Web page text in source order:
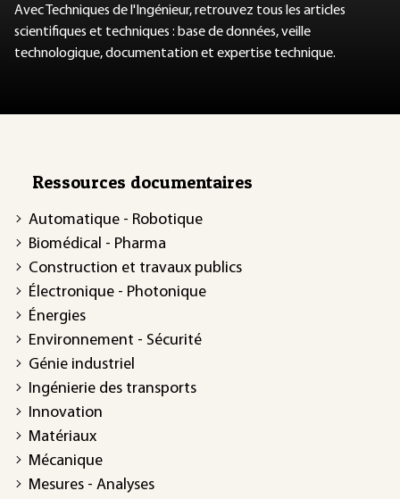
Avec Techniques de l'Ingénieur, retrouvez tous les articles
scientifiques et techniques : base de données, veille
technologique, documentation et expertise technique.
Ressources documentaires
Automatique - Robotique
Biomédical - Pharma
Construction et travaux publics
Électronique - Photonique
Énergies
Environnement - Sécurité
Génie industriel
Ingénierie des transports
Innovation
Matériaux
Mécanique
Mesures - Analyses